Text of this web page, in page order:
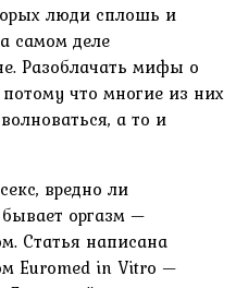
люди сплошь и
самом деле
Разоблачать мифы о
что многие из них
а то и
вредно ли
оргазм —
Статья написана
Euromed in Vitro —